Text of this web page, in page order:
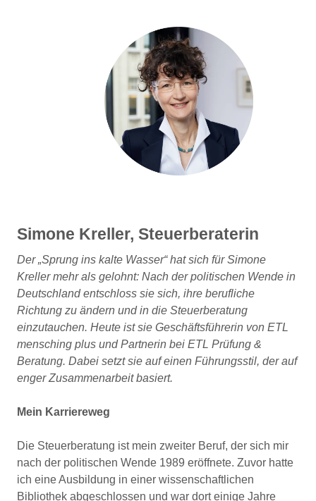
Simone Kreller, Steuerberaterin
Der „Sprung ins kalte Wasser“ hat sich für Simone
Kreller mehr als gelohnt: Nach der politischen Wende in
Deutschland entschloss sie sich, ihre berufliche
Richtung zu ändern und in die Steuerberatung
einzutauchen. Heute ist sie Geschäftsführerin von ETL
mensching plus und Partnerin bei ETL Prüfung &
Beratung. Dabei setzt sie auf einen Führungsstil, der auf
enger Zusammenarbeit basiert.
Mein Karriereweg
Die Steuerberatung ist mein zweiter Beruf, der sich mir
nach der politischen Wende 1989 eröffnete. Zuvor hatte
ich eine Ausbildung in einer wissenschaftlichen
Bibliothek abgeschlossen und war dort einige Jahre